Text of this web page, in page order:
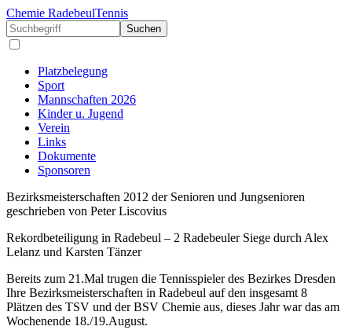
Chemie RadebeulTennis
Suchen
Platzbelegung
Sport
Mannschaften 2026
Kinder u. Jugend
Verein
Links
Dokumente
Sponsoren
Bezirksmeisterschaften 2012 der Senioren und Jungsenioren
geschrieben von Peter Liscovius
Rekordbeteiligung in Radebeul – 2 Radebeuler Siege durch Alex
Lelanz und Karsten Tänzer
Bereits zum 21.Mal trugen die Tennisspieler des Bezirkes Dresden
Ihre Bezirksmeisterschaften in Radebeul auf den insgesamt 8
Plätzen des TSV und der BSV Chemie aus, dieses Jahr war das am
Wochenende 18./19.August.